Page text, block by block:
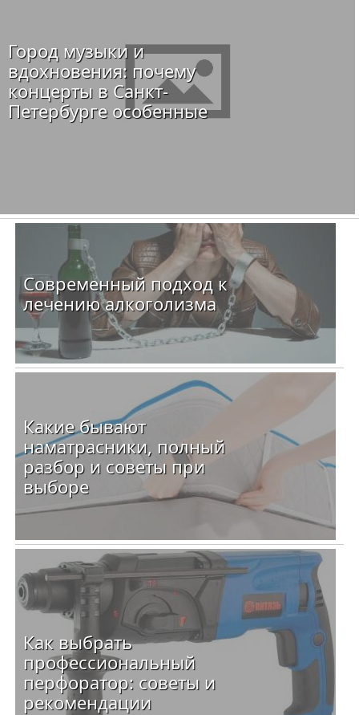
Город музыки и
вдохновения: почему
концерты в Санкт-
Петербурге особенные
Современный подход к
лечению алкоголизма
Какие бывают
наматрасники, полный
разбор и советы при
выборе
Как выбрать
профессиональный
перфоратор: советы и
рекомендации